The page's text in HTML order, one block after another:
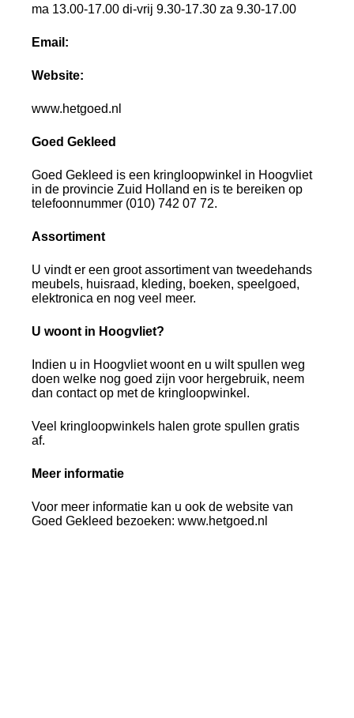
ma 13.00-17.00 di-vrij 9.30-17.30 za 9.30-17.00
Email:
Website:
www.hetgoed.nl
Goed Gekleed
Goed Gekleed is een kringloopwinkel in Hoogvliet
in de provincie Zuid Holland en is te bereiken op
telefoonnummer (010) 742 07 72.
Assortiment
U vindt er een groot assortiment van tweedehands
meubels, huisraad, kleding, boeken, speelgoed,
elektronica en nog veel meer.
U woont in Hoogvliet?
Indien u in Hoogvliet woont en u wilt spullen weg
doen welke nog goed zijn voor hergebruik, neem
dan contact op met de kringloopwinkel.
Veel kringloopwinkels halen grote spullen gratis
af.
Meer informatie
Voor meer informatie kan u ook de website van
Goed Gekleed bezoeken: www.hetgoed.nl